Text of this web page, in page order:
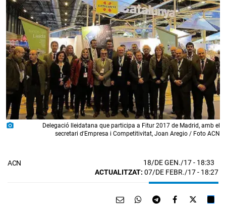
photo_camera
Delegació lleidatana que participa a Fitur 2017 de Madrid, amb el
secretari d'Empresa i Competitivitat, Joan Aregio / Foto ACN
ACN 18/DE GEN./17- 18:33
ACTUALITZAT: 07/DE FEBR./17 - 18:27